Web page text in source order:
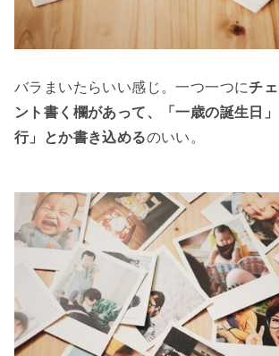
バラまいたらいい感じ。一つ一つにチ
ント書く欄があって、「一歳の誕生日
行」とか書き込めるのいい。